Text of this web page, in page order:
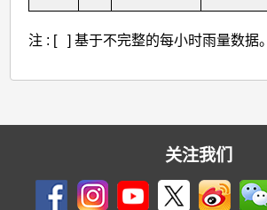
注 : [ ] 基于不完整的每小时雨量数据。
关注我们